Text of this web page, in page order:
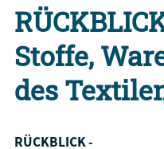
Stoffe,
des
RÜCKBLICK -